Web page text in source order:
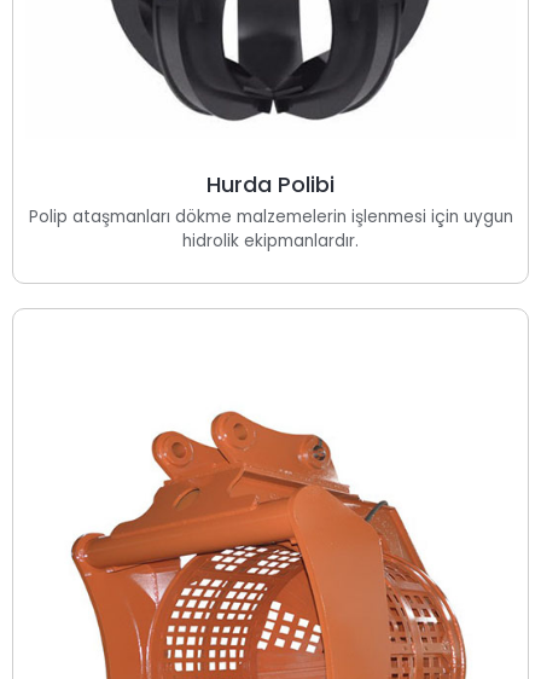
Hurda Polibi
Polip ataşmanları dökme malzemelerin işlenmesi için uygun
hidrolik ekipmanlardır.